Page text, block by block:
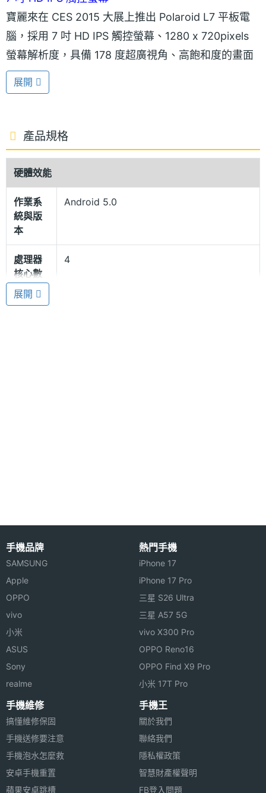
寶麗來在 CES 2015 大展上推出 Polaroid L7 平板電
腦，採用 7 吋 HD IPS 觸控螢幕、1280 x 720pixels
螢幕解析度，具備 178 度超廣視角、高飽和度的畫面
呈現，色彩鮮豔又生動，讓用戶可隨心所欲地盡情閱
讀電子書、觀看影片及遊戲體驗等多媒體影音樂趣。
最佳的多工作業效能
Polaroid L7 採用 Android 5.0 Lollipop 作業系統，內
建四核心處理器，性能表現暢通無比，能提供最佳的
多工作業效能。
Polaroid L7 功能特色
◎ 採用 Android 5.0 Lollipop 作業系統
展開
產品規格
硬體效能
作業系
統與版
本
Android 5.0
處理器
核心數
4
顯示螢幕
Wi-Fi
藍牙
傳輸埠
操作介
面
直式 / 橫式螢幕切換
展開
手機品牌
SAMSUNG
Apple
OPPO
vivo
小米
ASUS
Sony
realme
熱門手機
iPhone 17
iPhone 17 Pro
三星 S26 Ultra
三星 A57 5G
vivo X300 Pro
OPPO Reno16
OPPO Find X9 Pro
小米 17T Pro
手機維修
搞懂維修保固
手機送修要注意
手機泡水怎麼救
安卓手機重置
蘋果安卓跳槽
手機王
關於我們
聯絡我們
隱私權政策
智慧財產權聲明
FB登入問題